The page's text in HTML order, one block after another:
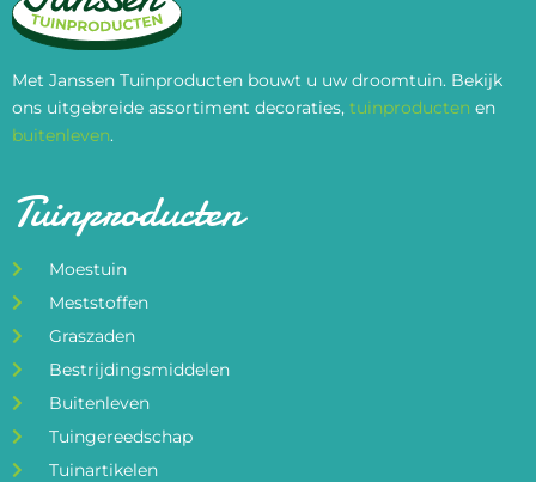
Met Janssen Tuinproducten bouwt u uw droomtuin. Bekijk
ons uitgebreide assortiment decoraties, tuinproducten en
buitenleven.
Tuinproducten
Moestuin
Meststoffen
Graszaden
Bestrijdingsmiddelen
Buitenleven
Tuingereedschap
Tuinartikelen